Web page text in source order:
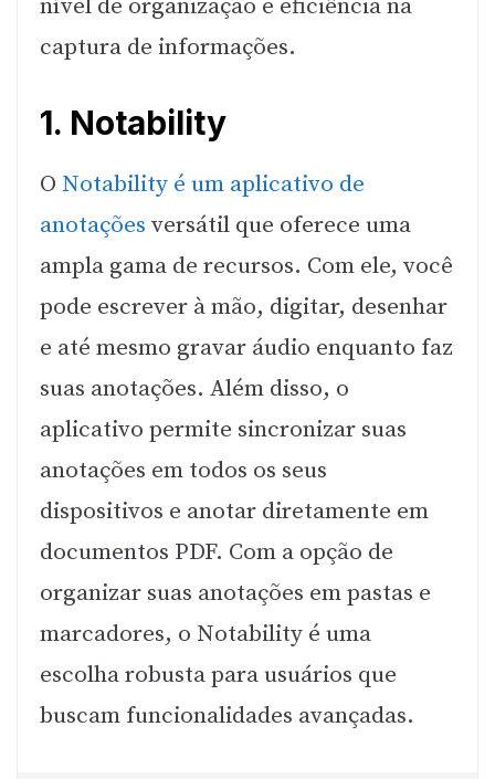
nível de organização e eficiência na
captura de informações.
1. Notability
O Notability é um aplicativo de
anotações versátil que oferece uma
ampla gama de recursos. Com ele, você
pode escrever à mão, digitar, desenhar
e até mesmo gravar áudio enquanto faz
suas anotações. Além disso, o
aplicativo permite sincronizar suas
anotações em todos os seus
dispositivos e anotar diretamente em
documentos PDF. Com a opção de
organizar suas anotações em pastas e
marcadores, o Notability é uma
escolha robusta para usuários que
buscam funcionalidades avançadas.